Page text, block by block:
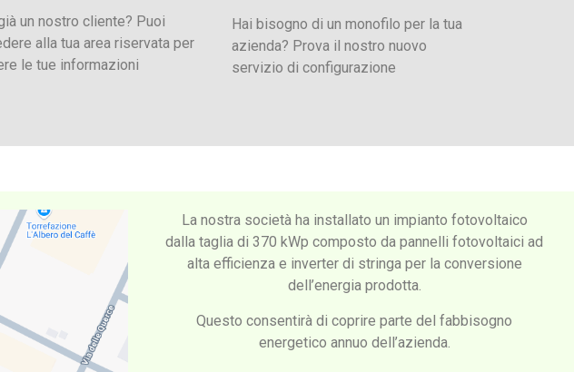
un nostro cliente? Puoi
alla tua area riservata per
le tue informazioni
Hai bisogno di un monofilo per la tua
azienda? Prova il nostro nuovo
servizio di configurazione
La nostra società ha installato un impianto fotovoltaico
dalla taglia di 370 kWp composto da pannelli fotovoltaici ad
alta efficienza e inverter di stringa per la conversione
dell’energia prodotta.
Questo consentirà di coprire parte del fabbisogno
energetico annuo dell’azienda.